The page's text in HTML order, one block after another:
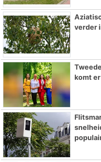
verder
komt er